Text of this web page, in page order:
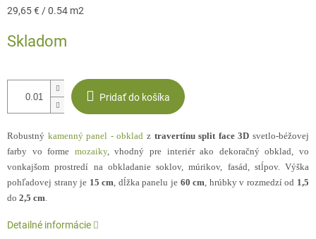
Jednotková
29,65 € / 0.54 m2
Skladom
Pridať do košíka
Robustný kamenný panel - obklad z travertínu split face 3D svetlo-béžovej
farby vo forme mozaiky, vhodný pre interiér ako dekoračný obklad, vo
vonkajšom prostredí na obkladanie soklov, múrikov, fasád, stĺpov. Výška
pohľadovej strany je 15 cm, dĺžka panelu je 60 cm, hrúbky v rozmedzí od 1,5
do 2,5 cm.
Detailné informácie